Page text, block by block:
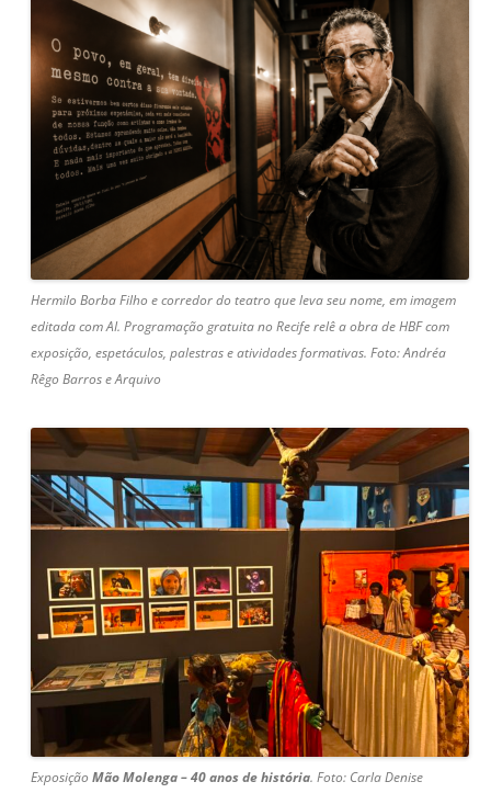
Hermilo Borba Filho e corredor do teatro que leva seu nome, em imagem
editada com AI. Programação gratuita no Recife relê a obra de HBF com
exposição, espetáculos, palestras e atividades formativas. Foto: Andréa
Rêgo Barros e Arquivo
Exposição Mão Molenga – 40 anos de história. Foto: Carla Denise